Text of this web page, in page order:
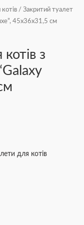
котів / Закритий туалет
45x36x31,5 см
з
для котів